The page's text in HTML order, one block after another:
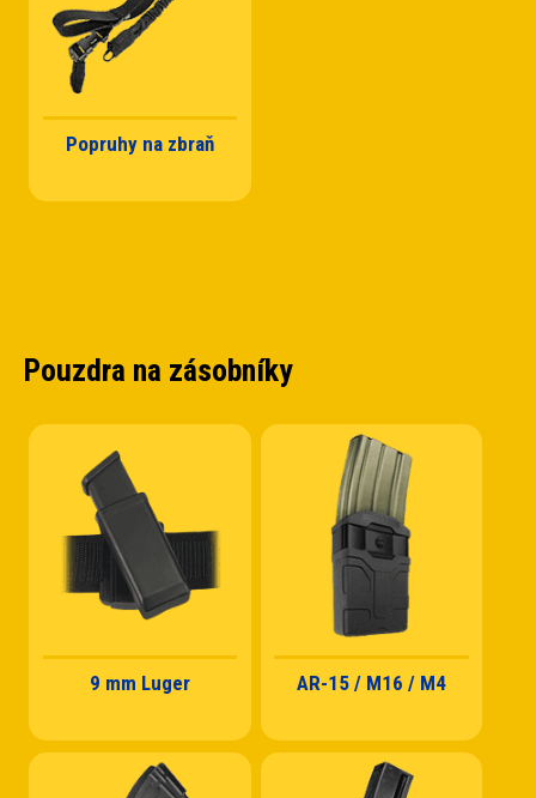
Popruhy na zbraň
Pouzdra na zásobníky
9 mm Luger AR-15 / M16 / M4